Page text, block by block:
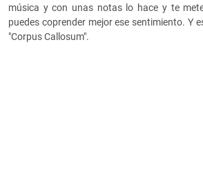
música y con unas notas lo hace y te
puedes coprender mejor ese sentimiento. Y
"Corpus Callosum".